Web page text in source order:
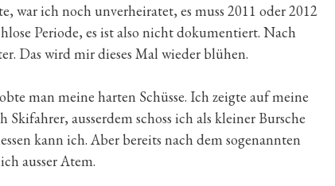
war ich noch unverheiratet, es muss 2011 oder 2012
Periode, es ist also nicht dokumentiert. Nach
Das wird mir dieses Mal wieder blühen.
man meine harten Schüsse. Ich zeigte auf meine
ausserdem schoss ich als kleiner Bursche
kann ich. Aber bereits nach dem sogenannten
ausser Atem.